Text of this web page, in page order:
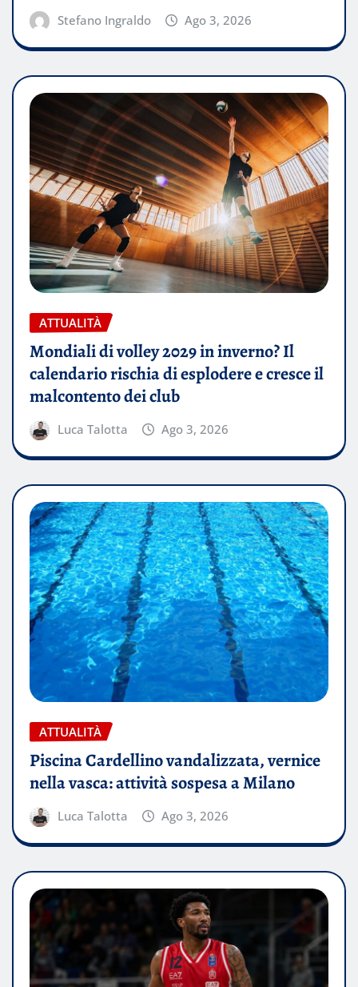
Stefano Ingraldo Ago 3, 2026
ATTUALITÀ
Mondiali di volley 2029 in inverno? Il
calendario rischia di esplodere e cresce il
malcontento dei club
Luca Talotta Ago 3, 2026
ATTUALITÀ
Piscina Cardellino vandalizzata, vernice
nella vasca: attività sospesa a Milano
Luca Talotta Ago 3, 2026